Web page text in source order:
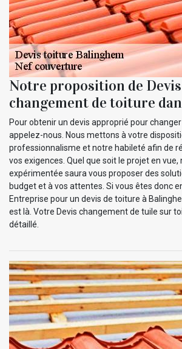
Notre proposition de Devis
changement de toiture
Pour obtenir un devis approprié pour
appelez-nous. Nous mettons à votre
professionnalisme et notre habileté afin de
vos exigences. Quel que soit le projet en vue,
expérimentée saura vous proposer des
budget et à vos attentes. Si vous êtes donc
Entreprise pour un devis de toiture à
est là. Votre Devis changement de tuile sur
détaillé.